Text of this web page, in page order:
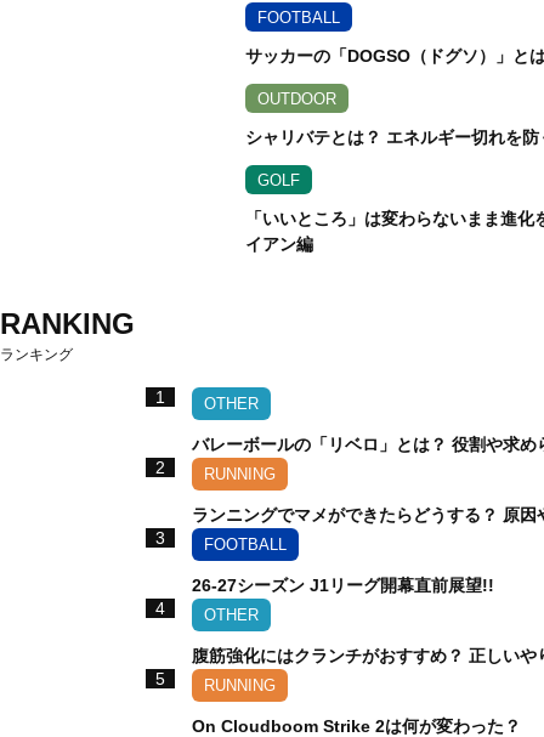
FOOTBALL
サッカーの「DOGSO（ドグソ）」と
OUTDOOR
シャリバテとは？ エネルギー切れを
GOLF
「いいところ」は変わらないまま進
イアン編
RANKING
ランキング
1 OTHER
バレーボールの「リベロ」とは？ 役割や求め
2
RUNNING
ランニングでマメができたらどうする？ 原
3
FOOTBALL
26-27シーズン J1リーグ開幕直前展望!!
4
OTHER
腹筋強化にはクランチがおすすめ？ 正しいや
5
RUNNING
On Cloudboom Strike 2は何が変わった？